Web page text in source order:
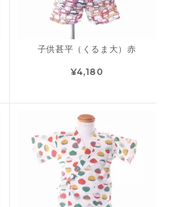
子供甚平（くるま大）赤
¥4,180